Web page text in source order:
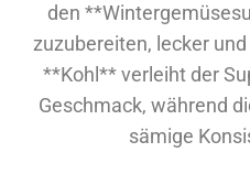
den
zuzubereiten, lecker
**Kohl** verleiht der
Geschmack, während
sämige